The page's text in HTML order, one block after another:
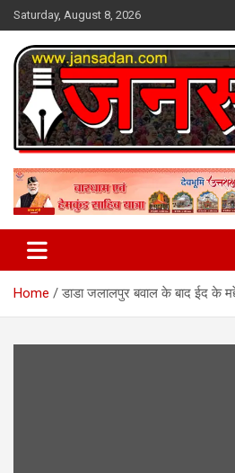
Skip
to
content
Saturday, August 8, 2026
Jan Sadan
Home डाडा जलालपुर बवाल के बाद ईद के